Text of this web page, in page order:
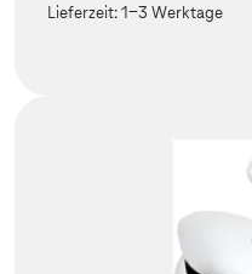
Lieferzeit:1-3 Werktage